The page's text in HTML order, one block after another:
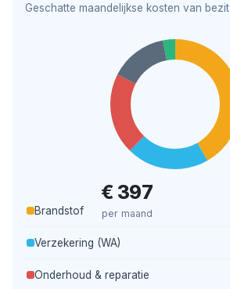
Geschatte maandelijkse kosten van bezit
€ 397
per maand
Brandstof
Verzekering (WA)
Onderhoud & reparatie